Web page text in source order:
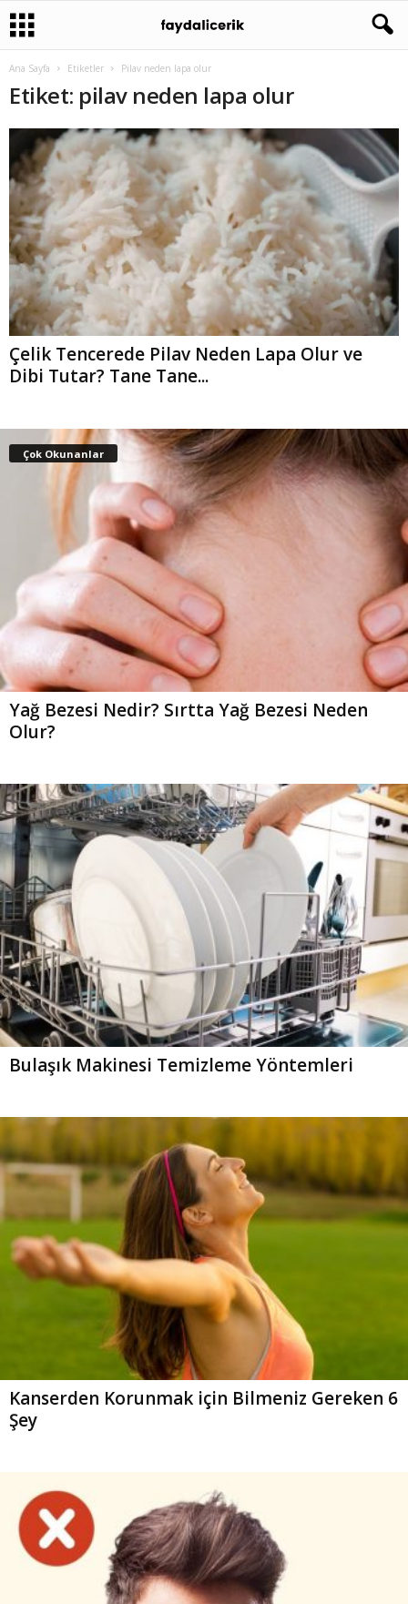
Ana Sayfa Etiketler Pilav neden lapa olur
Etiket: pilav neden lapa olur
Çelik Tencerede Pilav Neden Lapa Olur ve
Dibi Tutar? Tane Tane...
Çok Okunanlar
Yağ Bezesi Nedir? Sırtta Yağ Bezesi Neden
Olur?
Bulaşık Makinesi Temizleme Yöntemleri
Kanserden Korunmak için Bilmeniz Gereken 6
Şey